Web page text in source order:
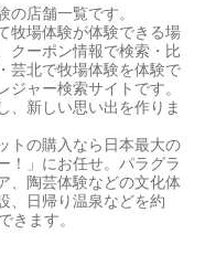
店舗一覧です。
牧場体験が体験できる場
クーポン情報で検索・比
芸北で牧場体験を体験で
ャー検索サイトです。
、新しい思い出を作りま
トの購入なら日本最大の
！」にお任せ。パラグラ
、陶芸体験などの文化体
、日帰り温泉などを約
きます。